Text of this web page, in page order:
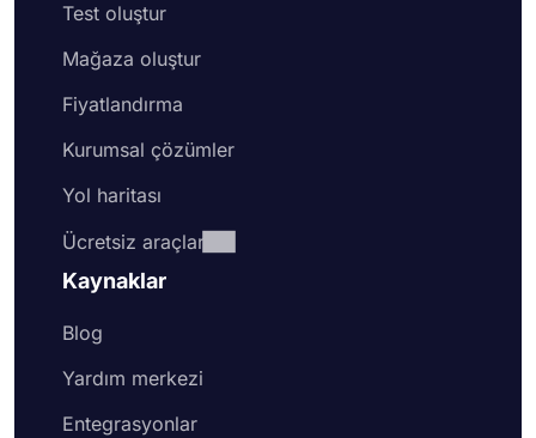
Test oluştur
Mağaza oluştur
Fiyatlandırma
Kurumsal çözümler
Yol haritası
Ücretsiz araçlar
Kaynaklar
Blog
Yardım merkezi
Entegrasyonlar